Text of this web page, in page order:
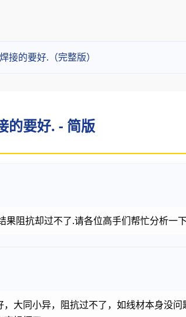
接的要好.（完整版）
的要好. - 简版
阻抗却过不了.请各位高手们帮忙分析一
大同小异，阻抗过不了，如线材本身没